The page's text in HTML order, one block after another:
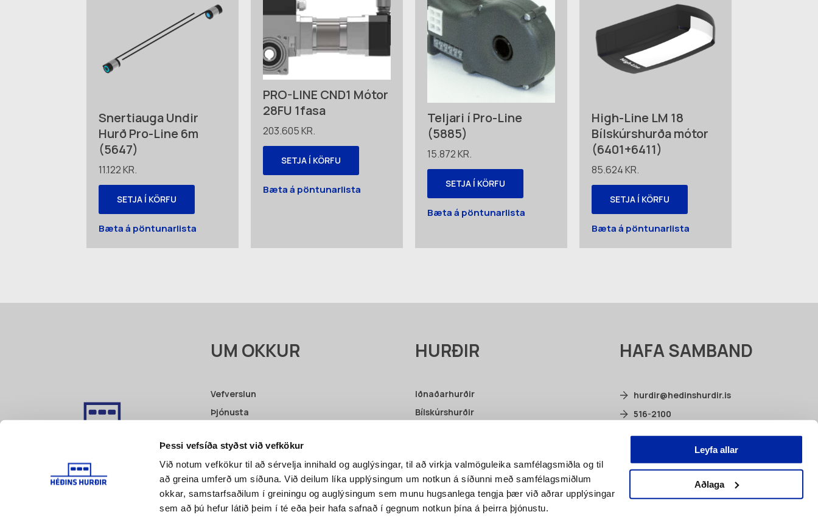
Þessi vefsíða styðst við vefkökur
Við notum vefkökur til að sérvelja innihald og auglýsingar, til að virkja valmöguleika samfélagsmiðla og til
að greina umferð um síðuna. Við deilum líka upplýsingum um notkun á síðunni með samfélagsmiðlum
okkar, samstarfsaðilum í greiningu og auglýsingum sem munu hugsanlega tengja þær við aðrar upplýsingar
sem að þú hefur látið þeim í té eða þeir hafa safnað í gegnum notkun þína á þeirra þjónustu.
Leyfa allar
Aðlaga
Snertiauga Undir
Hurð Pro-Line 6m
(5647)
11.122KR.
SETJA Í KÖRFU
Bæta á pöntunarlista
PRO-LINE CND1 Mótor
28FU 1fasa
203.605KR.
SETJA Í KÖRFU
Bæta á pöntunarlista
Teljari í Pro-Line
(5885)
15.872KR.
SETJA Í KÖRFU
Bæta á pöntunarlista
High-Line LM 18
Bílskúrshurða mótor
(6401+6411)
85.624KR.
SETJA Í KÖRFU
Bæta á pöntunarlista
UM OKKUR
Vefverslun
Þjónusta
Vottanir
Pöntunarbeiðni
Skilmálar
HURÐIR
Iðnaðarhurðir
Bílskúrshurðir
HAFA SAMBAND
hurdir@hedinshurdir.is
516-2100
Selhella 2, 221 Hafnarfjörður
facebook.com/hedinshurdir